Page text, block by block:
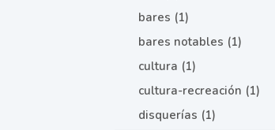
bares (1)
bares notables (1)
cultura (1)
cultura-recreación (1)
disquerías (1)